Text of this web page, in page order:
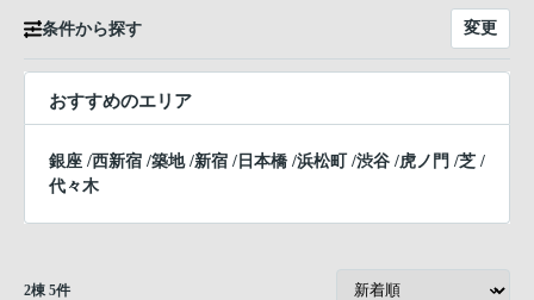
条件から探す 変更
おすすめのエリア
銀座 /西新宿 /築地/新宿 / 日本橋 /浜松町 /渋谷 /虎ノ門 /芝 /
代々木
2棟 5件